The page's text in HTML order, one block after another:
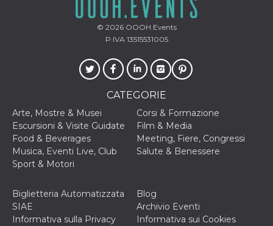
© 2026OOOH.Events
P.IVA 13515531005
CATEGORIE
Arte, Mostre & Musei
Corsi & Formazione
Escursioni & Visite Guidate
Film & Media
Food & Beverages
Meeting, Fiere, Congressi
Musica, Eventi Live, Club
Salute & Benessere
Sport & Motori
Biglietteria Automatizzata
SIAE
Blog
Archivio Eventi
Informativa sulla Privacy
Informativa sui Cookies